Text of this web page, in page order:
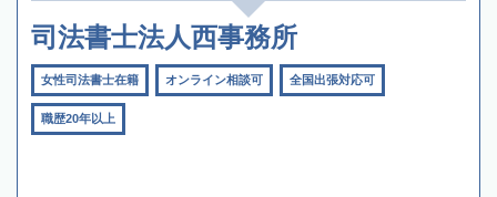
司法書士法人西事務所
女性司法書士在籍 オンライン相談可 全国出張対応可
職歴20年以上